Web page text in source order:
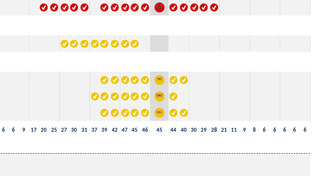
6 6 9 17 20 25 27 30 31 37 39 42 47 45 46 45 44 40 30 29 28 21 11 9 8 6 6 6 6 6